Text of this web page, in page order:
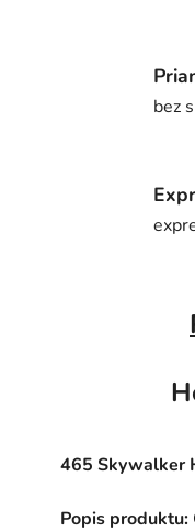
bez
465 Skywalker
Popis produktu: